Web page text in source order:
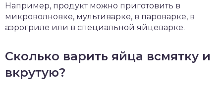
Например, продукт можно приготовить в
микроволновке, мультиварке, в пароварке, в
аэрогриле или в специальной яйцеварке.
Сколько варить яйца всмятку и
вкрутую?